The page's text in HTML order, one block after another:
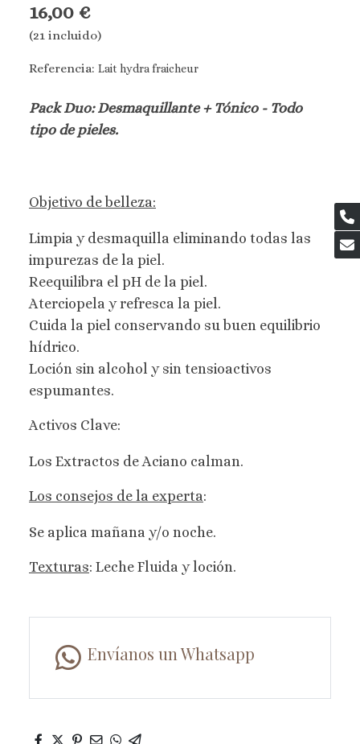
16,00 €
(21 incluido)
Referencia: Lait hydra fraicheur
Pack Duo: Desmaquillante + Tónico - Todo
tipo de pieles.
Objetivo de belleza:
Limpia y desmaquilla eliminando todas las
impurezas de la piel.
Reequilibra el pH de la piel.
Aterciopela y refresca la piel.
Cuida la piel conservando su buen equilibrio
hídrico.
Loción sin alcohol y sin tensioactivos
espumantes.
Activos Clave:
Los Extractos de Aciano calman.
Los consejos de la experta:
Se aplica mañana y/o noche.
Texturas: Leche Fluida y loción.
Envíanos un Whatsapp